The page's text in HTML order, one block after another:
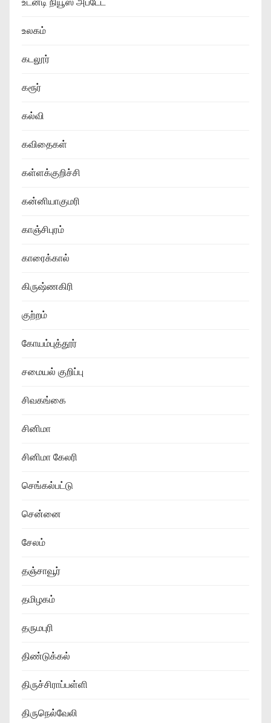
உலகம்
கடலூர்
கரூர்
கல்வி
கவிதைகள்
கள்ளக்குறிச்சி
கன்னியாகுமரி
காஞ்சிபுரம்
காரைக்கால்
கிருஷ்ணகிரி
குற்றம்
கோயம்புத்தூர்
சமையல் குறிப்பு
சிவகங்கை
சினிமா
சினிமா கேலரி
செங்கல்பட்டு
சென்னை
சேலம்
தஞ்சாவூர்
தமிழகம்
தருமபுரி
திண்டுக்கல்
திருச்சிராப்பள்ளி
திருநெல்வேலி